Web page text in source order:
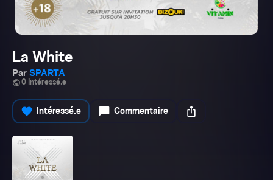
La White
Par SPARTA
public0 Intéressé.e
favorite Intéressé.e chat_bubble Commentaire ios_share